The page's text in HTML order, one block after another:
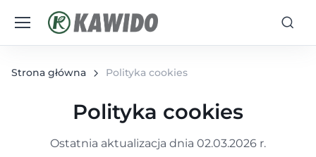
Strona główna Polityka cookies
Polityka cookies
Ostatnia aktualizacja dnia 02.03.2026 r.